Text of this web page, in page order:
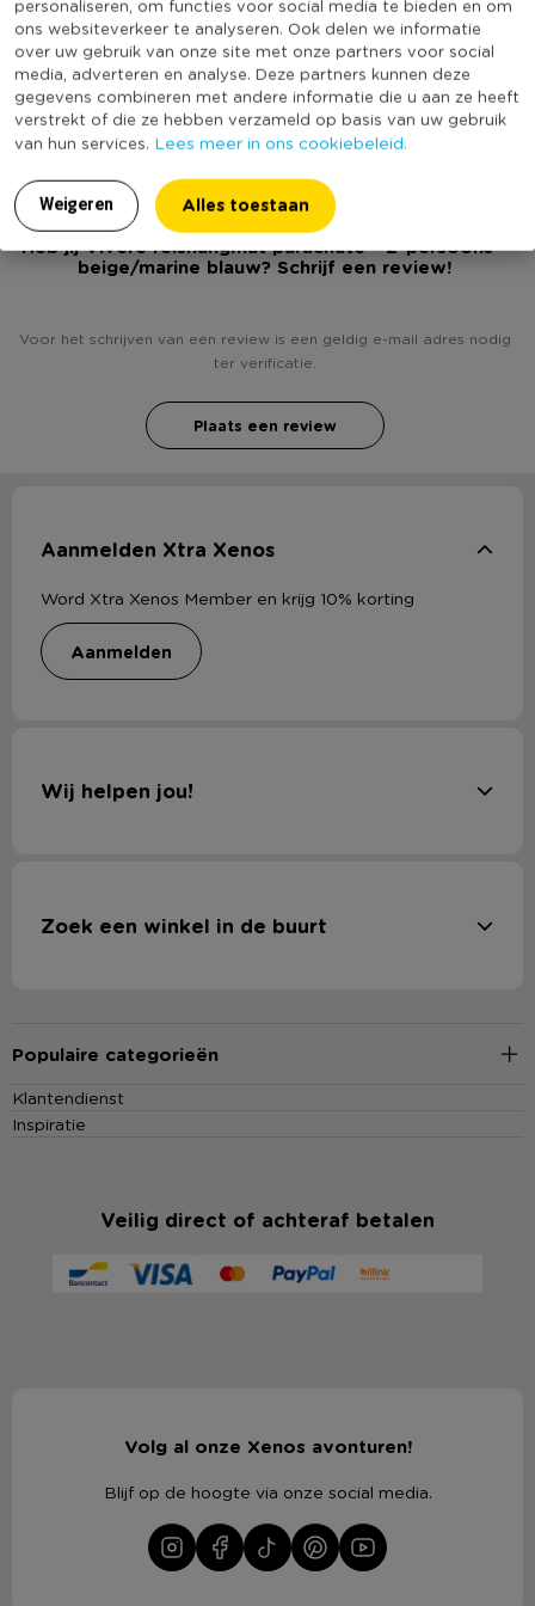
personaliseren, om functies voor social media te bieden en om
ons websiteverkeer te analyseren. Ook delen we informatie
over uw gebruik van onze site met onze partners voor social
media, adverteren en analyse. Deze partners kunnen deze
gegevens combineren met andere informatie die u aan ze heeft
verstrekt of die ze hebben verzameld op basis van uw gebruik
van hun services. Lees meer in ons cookiebeleid.
Weigeren Alles toestaan
Productlengte (cm)
340
Merk
Vivere
Duurzaamheidsscore
(Nog) geen score
bekend
Heb jij Vivere reishangmat parachute - 2-persoons -
beige/marine blauw? Schrijf een review!
Voor het schrijven van een review is een geldig e-mail adres nodig
ter verificatie.
Plaats een review
Aanmelden Xtra Xenos
Word Xtra Xenos Member en krijg 10% korting
aanmelden
Wij helpen jou!
Zoek een winkel in de buurt
Populaire categorieën
Klantendienst
Inspiratie
Veilig direct of achteraf betalen
Volg al onze Xenos avonturen!
Blijf op de hoogte via onze social media.